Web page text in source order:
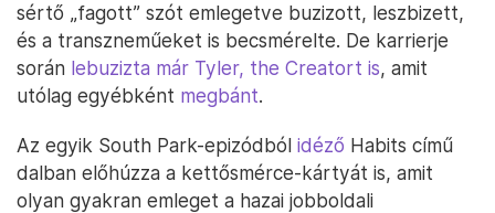
sértő „fagott” szót emlegetve buzizott, leszbizett,
és a transzneműeket is becsmérelte. De karrierje
során lebuzizta már Tyler, the Creatort is, amit
utólag egyébként megbánt.
Az egyik South Park-epizódból idéző Habits című
dalban előhúzza a kettősmérce-kártyát is, amit
olyan gyakran emleget a hazai jobboldali